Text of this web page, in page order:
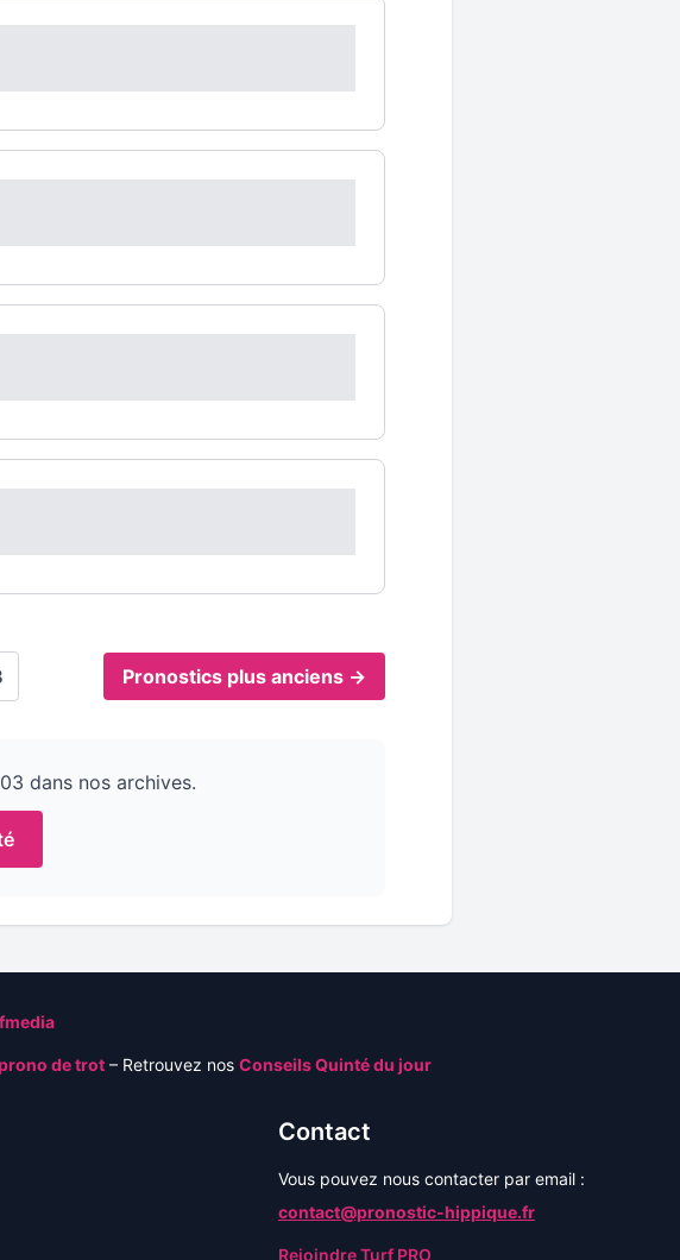
Pronostics plus anciens →
dans nos archives.
de trot – Retrouvez nos Conseils Quinté du jour
Contact
Vous pouvez nous contacter par email :
contact@pronostic-hippique.fr
Rejoindre Turf PRO